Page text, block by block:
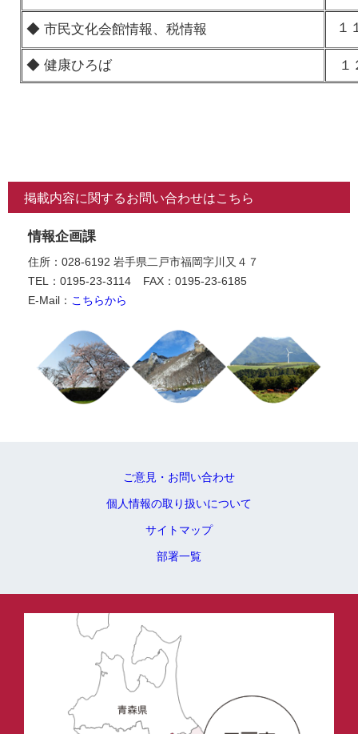
◆ 市民文化会館情報、税情報 １
◆ 健康ひろば １
掲載内容に関するお問い合わせはこちら
情報企画課
住所：028-6192 岩手県二戸市福岡字川又４７
TEL：0195-23-3114
FAX：0195-23-6185
E-Mail： こちらから
ご意見・お問い合わせ
個人情報の取り扱いについて
サイトマップ
部署一覧